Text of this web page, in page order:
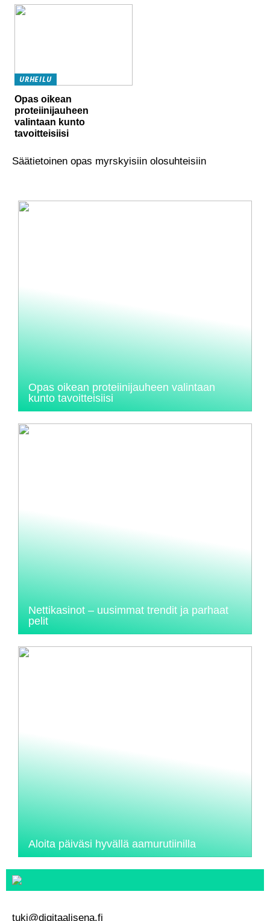
URHEILU
Opas oikean
proteiinijauheen
valintaan kunto
tavoitteisiisi
Säätietoinen opas myrskyisiin olosuhteisiin
Opas oikean proteiinijauheen valintaan
kunto tavoitteisiisi
Nettikasinot – uusimmat trendit ja parhaat
pelit
Aloita päiväsi hyvällä aamurutiinilla
tuki@digitaalisena.fi